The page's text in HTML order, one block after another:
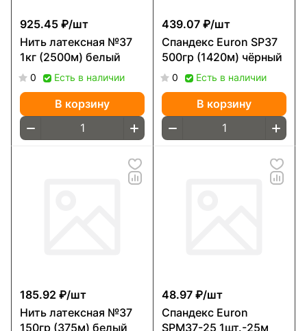
925.45 ₽/шт
Нить латексная №37
1кг (2500м) белый
0 Есть в наличии
В корзину
439.07 ₽/шт
Спандекс Euron SP37
500гр (1420м) чёрный
0 Есть в наличии
В корзину
185.92 ₽/шт
Нить латексная №37
150гр (375м) белый
48.97 ₽/шт
Спандекс Euron
SPМ37-25 1шт.-25м